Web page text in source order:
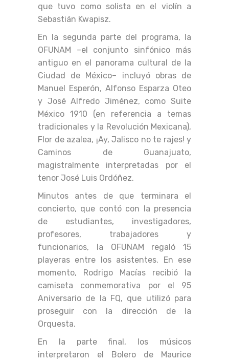
que tuvo como solista en el violín a
Sebastián Kwapisz.
En la segunda parte del programa, la
OFUNAM –el conjunto sinfónico más
antiguo en el panorama cultural de la
Ciudad de México– incluyó obras de
Manuel Esperón, Alfonso Esparza Oteo
y José Alfredo Jiménez, como Suite
México 1910 (en referencia a temas
tradicionales y la Revolución Mexicana),
Flor de azalea, ¡Ay, Jalisco no te rajes! y
Caminos de Guanajuato,
magistralmente interpretadas por el
tenor José Luis Ordóñez.
Minutos antes de que terminara el
concierto, que contó con la presencia
de estudiantes, investigadores,
profesores, trabajadores y
funcionarios, la OFUNAM regaló 15
playeras entre los asistentes. En ese
momento, Rodrigo Macías recibió la
camiseta conmemorativa por el 95
Aniversario de la FQ, que utilizó para
proseguir con la dirección de la
Orquesta.
En la parte final, los músicos
interpretaron el Bolero de Maurice